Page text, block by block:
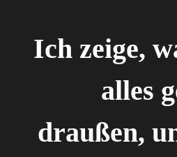
Ich zeige,
alles
draußen,